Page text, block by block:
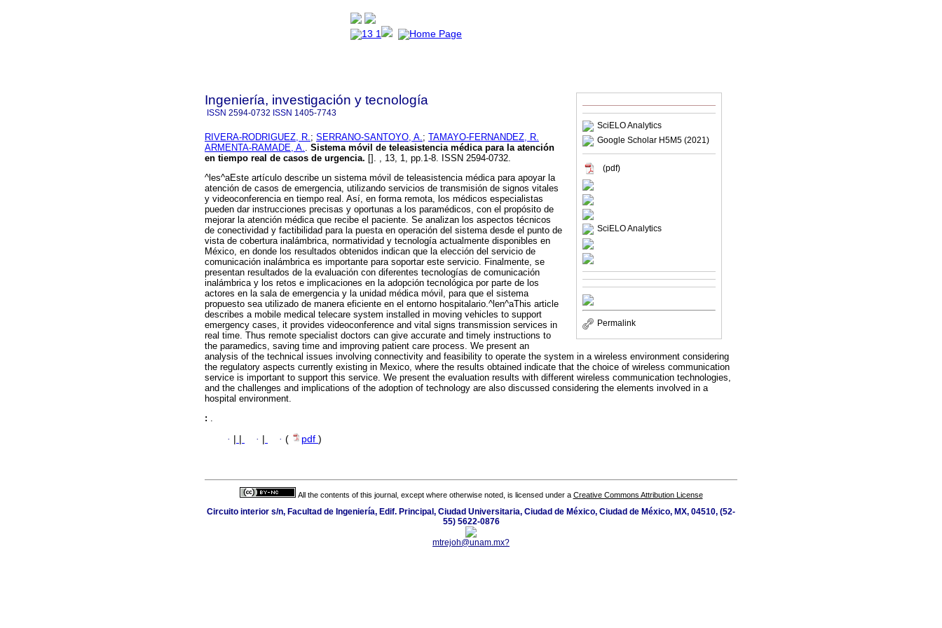
SciELO Analytics
Google Scholar H5M5 (2021)
(pdf)
SciELO Analytics
Permalink
Ingeniería, investigación y tecnología
ISSN 2594-0732 ISSN 1405-7743
RIVERA-RODRIGUEZ, R. ; SERRANO-SANTOYO, A. ; TAMAYO-FERNANDEZ, R.
ARMENTA-RAMADE, A.
Sistema móvil de teleasistencia médica para la atención
en tiempo real de casos de urgencia. []. , 13, 1, pp.1-8. ISSN 2594-0732.
^les^aEste artículo describe un sistema móvil de teleasistencia médica para apoyar la
atención de casos de emergencia, utilizando servicios de transmisión de signos vitales
y videoconferencia en tiempo real. Así, en forma remota, los médicos especialistas
pueden dar instrucciones precisas y oportunas a los paramédicos, con el propósito de
mejorar la atención médica que recibe el paciente. Se analizan los aspectos técnicos
de conectividad y factibilidad para la puesta en operación del sistema desde el punto de
vista de cobertura inalámbrica, normatividad y tecnología actualmente disponibles en
México, en donde los resultados obtenidos indican que la elección del servicio de
comunicación inalámbrica es importante para soportar este servicio. Finalmente, se
presentan resultados de la evaluación con diferentes tecnologías de comunicación
inalámbrica y los retos e implicaciones en la adopción tecnológica por parte de los
actores en la sala de emergencia y la unidad médica móvil, para que el sistema
propuesto sea utilizado de manera eficiente en el entorno hospitalario.^len^aThis article
describes a mobile medical telecare system installed in moving vehicles to support
emergency cases, it provides videoconference and vital signs transmission services in
real time. Thus remote specialist doctors can give accurate and timely instructions to
the paramedics, saving time and improving patient care process. We present an
analysis of the technical issues involving connectivity and feasibility to operate the system in a wireless environment considering
the regulatory aspects currently existing in Mexico, where the results obtained indicate that the choice of wireless communication
service is important to support this service. We present the evaluation results with different wireless communication technologies,
and the challenges and implications of the adoption of technology are also discussed considering the elements involved in a
hospital environment.
: .
· · · ( pdf )
All the contents of this journal, except where otherwise noted, is licensed under a Creative Commons Attribution License
Circuito interior s/n, Facultad de Ingeniería, Edif. Principal, Ciudad Universitaria, Ciudad de México, Ciudad de México, MX, 04510, (52-
55) 5622-0876
mtrejoh@unam.mx?